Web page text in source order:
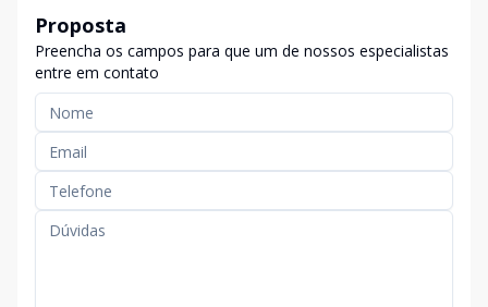
Proposta
Preencha os campos para que um de nossos especialistas
entre em contato